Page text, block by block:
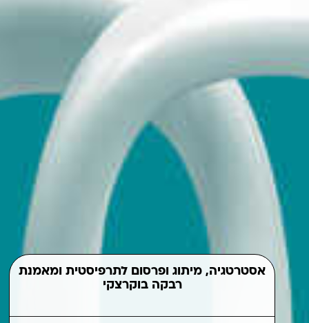
אסטרטגיה, מיתוג ופרסום לתרפיסטית ומאמנת
רבקה בוקרצקי